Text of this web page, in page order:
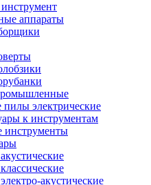
аппараты
электрические
к инструментам
инструменты
акустические